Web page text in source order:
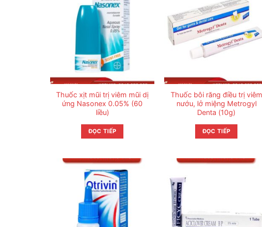
Thuốc xịt mũi trị viêm mũi dị
ứng Nasonex 0.05% (60
liều)
ĐỌC TIẾP
Thuốc bôi răng điều trị viêm
nướu, lở miệng Metrogyl
Denta (10g)
ĐỌC TIẾP